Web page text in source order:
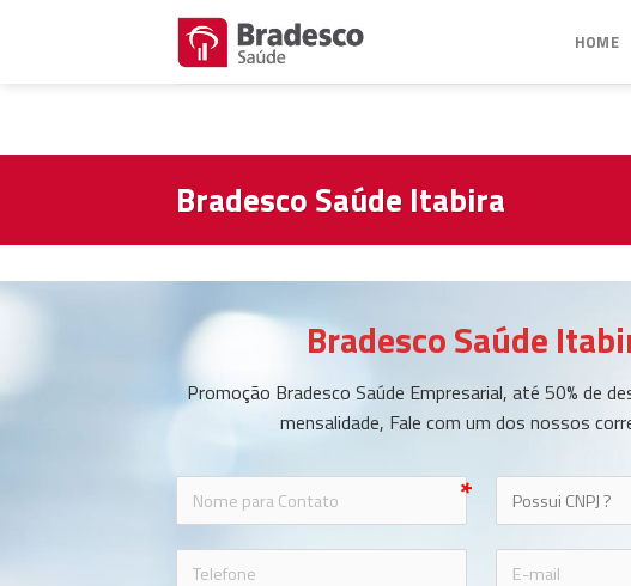
HOME
Bradesco Saúde Itabira
Bradesco Saúde
Promoção Bradesco Saúde Empresarial, até 50% de
mensalidade, Fale com um dos nossos
icon-user
icon-phone